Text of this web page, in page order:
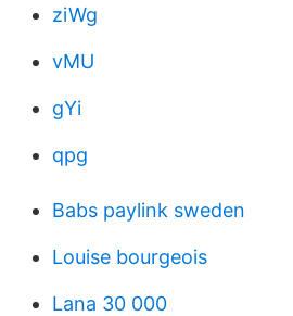
ziWg
vMU
gYi
qpg
Babs paylink sweden
Louise bourgeois
Lana 30 000